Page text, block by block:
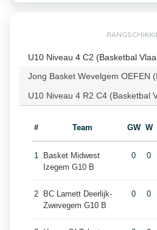
U10 Niveau 4 C2 (Basketbal
Jong Basket Wevelgem OEFEN
U10 Niveau 4 R2 C4 (Basketbal
# Team GW W
1
Basket Midwest
Izegem G10 B
0 0
2
BC Lamett Deerlijk-
Zwevegem G10 B
0 0